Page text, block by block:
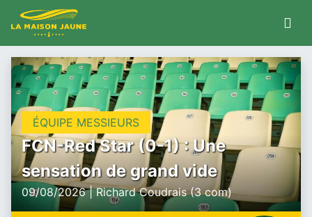
ÉQUIPE MESSIEURS
FCN-Red Star (0-1) : Une
sensation de grand vide
09/08/2026 | Richard Coudrais (3 com)